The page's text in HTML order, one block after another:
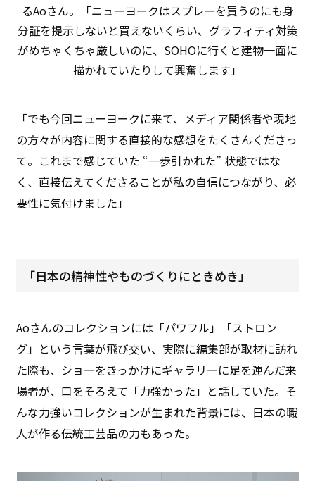
るAoさん。「ニューヨークはスプレーを買うのにも身
分証を提示しないと買えないくらい、グラフィティ対策
がめちゃくちゃ厳しいのに、SOHOに行くと建物一面に
描かれていたりして興奮します」
「でも今回ニューヨークに来て、メディア関係者や現地
の方々が内容に関する直接的な感想をたくさんくださっ
て。これまで感じていた “一歩引かれた” 状態ではな
く、直接伝えてくださることが私の自信につながり、必
要性に気付けました」
「日本の精神性やものづくりにときめき」
Aoさんのコレクションには「パワフル」「ストロン
グ」という言葉が飛び交い、実際に編集部が取材に訪れ
た際も、ショーをきっかけにギャラリーに足を運んだ来
場者が、口をそろえて「力強かった」と話していた。そ
んな力強いコレクションが生まれた背景には、日本の職
人が作る伝統工芸品の力もあった。